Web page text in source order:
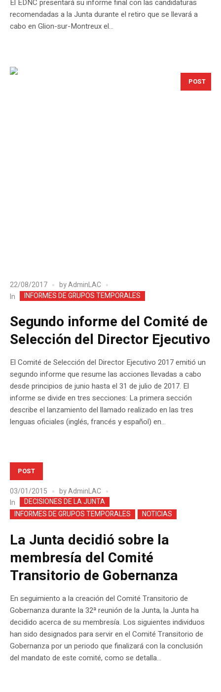
El EDNC presentará su informe final con las candidaturas
recomendadas a la Junta durante el retiro que se llevará a
cabo en Glion-sur-Montreux el...
POST
22/08/2017 byAdminLAC
In
INFORMES DE GRUPOS TEMPORALES
Segundo informe del Comité de
Selección del Director Ejecutivo
El Comité de Selección del Director Ejecutivo 2017 emitió un
segundo informe que resume las acciones llevadas a cabo
desde principios de junio hasta el 31 de julio de 2017. El
informe se divide en tres secciones: La primera sección
describe el lanzamiento del llamado realizado en las tres
lenguas oficiales (inglés, francés y español) en...
POST
03/01/2015 byAdminLAC
In
DECISIONES DE LA JUNTA
INFORMES DE GRUPOS TEMPORALES
NOTICIAS
La Junta decidió sobre la
membresía del Comité
Transitorio de Gobernanza
En seguimiento a la creación del Comité Transitorio de
Gobernanza durante la 32ª reunión de la Junta, la Junta ha
decidido acerca de su membresía. Los siguientes individuos
han sido designados para servir en el Comité Transitorio de
Gobernanza por un periodo que finalizará con la conclusión
del mandato de este comité, como se detalla...